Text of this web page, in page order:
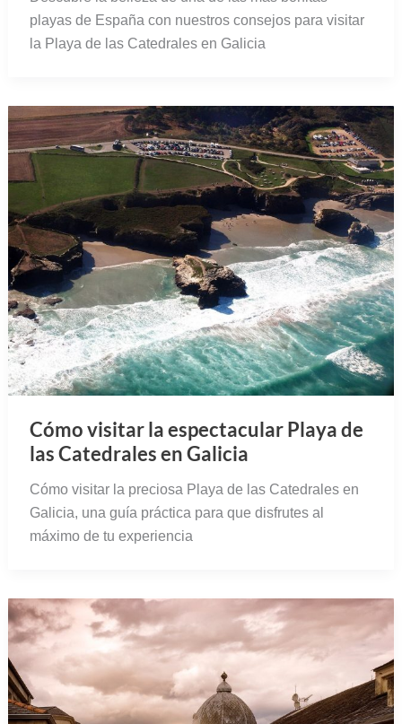
playas de España con nuestros consejos para visitar
la Playa de las Catedrales en Galicia
Cómo visitar la espectacular Playa de
las Catedrales en Galicia
Cómo visitar la preciosa Playa de las Catedrales en
Galicia, una guía práctica para que disfrutes al
máximo de tu experiencia